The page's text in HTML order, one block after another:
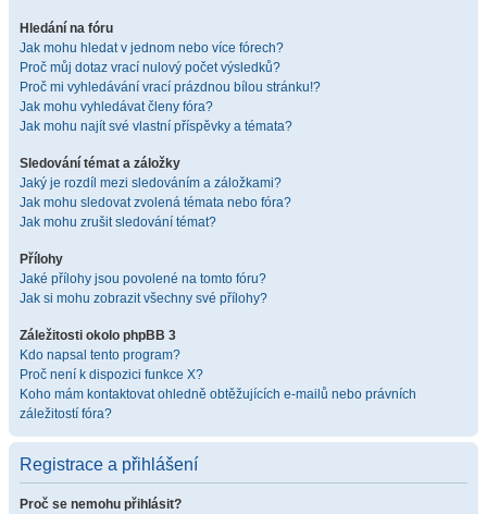
Hledání na fóru
Jak mohu hledat v jednom nebo více fórech?
Proč můj dotaz vrací nulový počet výsledků?
Proč mi vyhledávání vrací prázdnou bílou stránku!?
Jak mohu vyhledávat členy fóra?
Jak mohu najít své vlastní příspěvky a témata?
Sledování témat a záložky
Jaký je rozdíl mezi sledováním a záložkami?
Jak mohu sledovat zvolená témata nebo fóra?
Jak mohu zrušit sledování témat?
Přílohy
Jaké přílohy jsou povolené na tomto fóru?
Jak si mohu zobrazit všechny své přílohy?
Záležitosti okolo phpBB 3
Kdo napsal tento program?
Proč není k dispozici funkce X?
Koho mám kontaktovat ohledně obtěžujících e-mailů nebo právních
záležitostí fóra?
Registrace a přihlášení
Proč se nemohu přihlásit?